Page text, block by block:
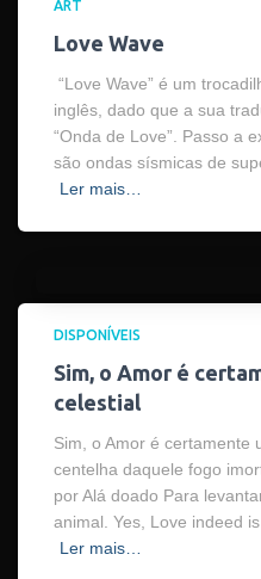
ART
Love Wave
“Love Wave” é um
inglês, dado que a sua
“Onda de Love”. Passo a
são ondas sísmicas de
Ler mais…
DISPONÍVEIS
Sim, o Amor é
celestial
Sim, o Amor é certamente
centelha daquele fogo
por Alá doado Para
animal. Yes, Love indeed
Ler mais…